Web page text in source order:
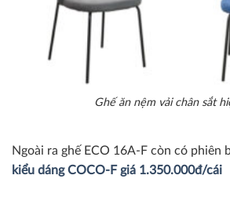
Ghế ăn nệm vải chân sắt
Ngoài ra ghế ECO 16A-F còn có phiên
kiểu dáng COCO-F giá 1.350.000đ/cái